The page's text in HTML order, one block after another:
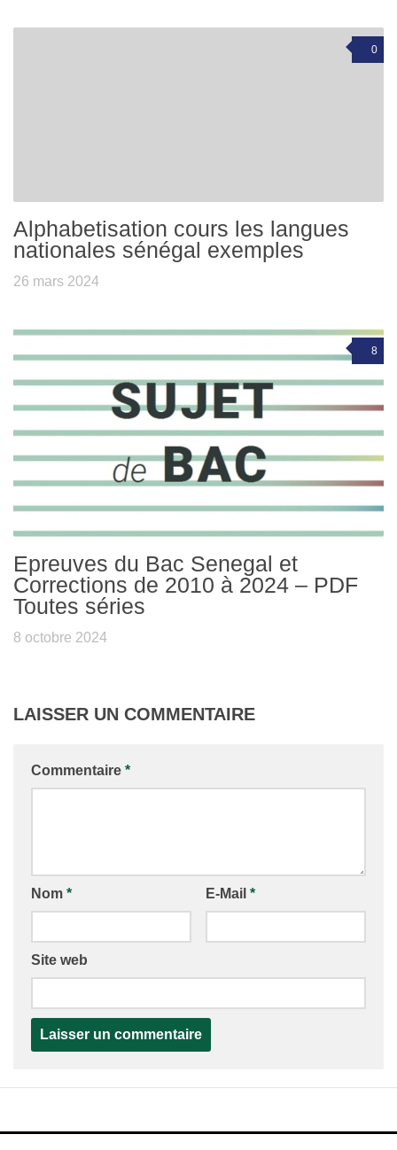
0
Alphabetisation cours les langues
nationales sénégal exemples
26 mars 2024
8
Epreuves du Bac Senegal et
Corrections de 2010 à 2024 – PDF
Toutes séries
8 octobre 2024
LAISSER UN COMMENTAIRE
Commentaire *
Nom * E-Mail *
Site web